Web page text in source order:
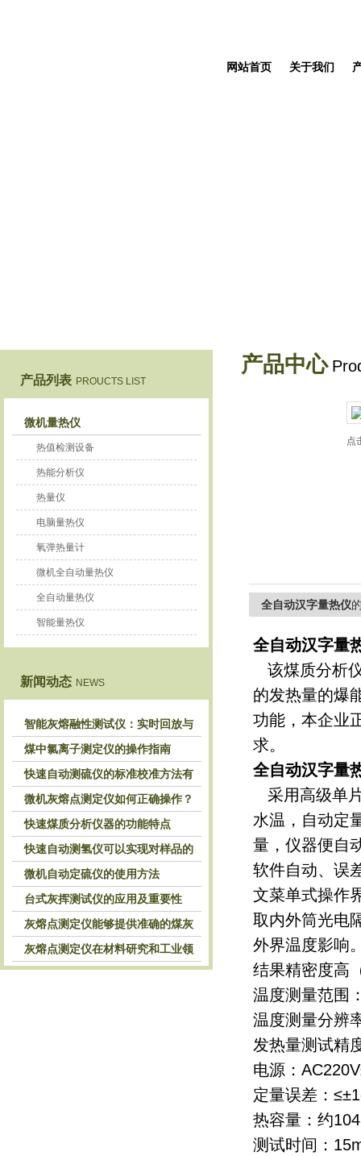
网站首页 关于我们
产品列表 PROUCTS LIST
微机量热仪
热值检测设备
热能分析仪
热量仪
电脑量热仪
氧弹热量计
微机全自动量热仪
全自动量热仪
智能量热仪
新闻动态 NEWS
智能灰熔融性测试仪：实时回放与
历史分析，解锁灰熔特性精准洞察
煤中氯离子测定仪的操作指南
快速自动测硫仪的标准校准方法有
哪些？
微机灰熔点测定仪如何正确操作？
快速煤质分析仪器的功能特点
快速自动测氢仪可以实现对样品的
自动处理和检测
微机自动定硫仪的使用方法
台式灰挥测试仪的应用及重要性
灰熔点测定仪能够提供准确的煤灰
熔融性参数
灰熔点测定仪在材料研究和工业领
域中发挥重要作用
产品中心
点
全自动汉字量热仪
全自动汉字量
该煤质分析
的发热量的爆
功能，本企业
求。
全自动汉字量
采用高级单
水温，自动定
量，仪器便自
软件自动、误
文菜单式操作
取内外筒光电
外界温度影响
结果精密度高
温度测量范围
温度测量分辨
发热量测试精
电源：
定量误差：
热容量：约
测试时间：